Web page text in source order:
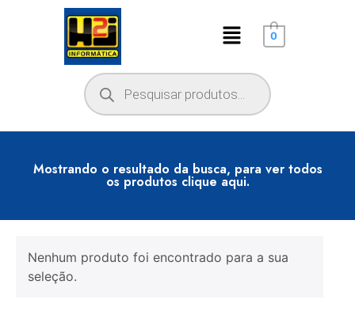
0
Mostrando o resultado da busca, para ver todos
os produtos clique aqui.
Nenhum produto foi encontrado para a sua
seleção.